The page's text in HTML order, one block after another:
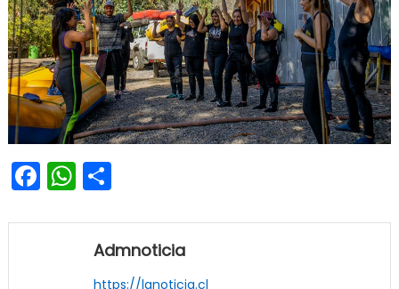
Facebook
WhatsApp
Share
Admnoticia
https://lanoticia.cl